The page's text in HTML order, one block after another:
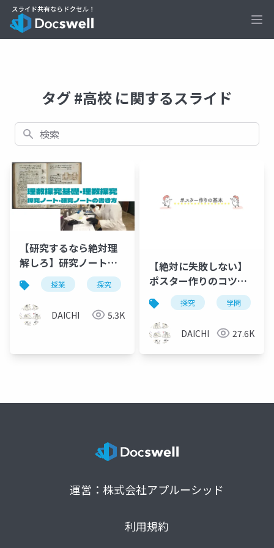
タグ #高校 に関するスライド
検索
【研究するなら絶対理
解しろ】研究ノート・
探究ノートの書き方－
理数探究基礎・理数探
究
授業 探究 学問 学会 自由研究
DAICHI 5.3K
【絶対に失敗しない】
ポスター作りのコツと
基本－探究
探究 学問
DAICHI 27.6K
運営：株式会社アプルーシッド
利用規約